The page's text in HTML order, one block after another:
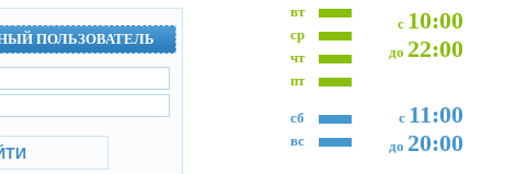
ПОЛЬЗОВАТЕЛЬ
с 10:00
до 22:00
вт
ср
чт
пт
с 11:00
до 20:00
сб
вс